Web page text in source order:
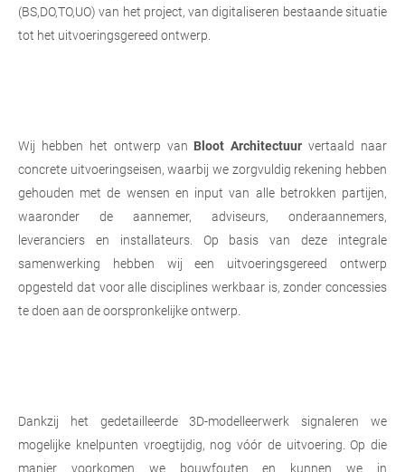
(BS,DO,TO,UO) van het project, van digitaliseren bestaande situatie
tot het uitvoeringsgereed ontwerp.
Wij hebben het ontwerp van Bloot Architectuur vertaald naar
concrete uitvoeringseisen, waarbij we zorgvuldig rekening hebben
gehouden met de wensen en input van alle betrokken partijen,
waaronder de aannemer, adviseurs, onderaannemers,
leveranciers en installateurs. Op basis van deze integrale
samenwerking hebben wij een uitvoeringsgereed ontwerp
opgesteld dat voor alle disciplines werkbaar is, zonder concessies
te doen aan de oorspronkelijke ontwerp.
Dankzij het gedetailleerde 3D-modelleerwerk signaleren we
mogelijke knelpunten vroegtijdig, nog vóór de uitvoering. Op die
manier voorkomen we bouwfouten en kunnen we in